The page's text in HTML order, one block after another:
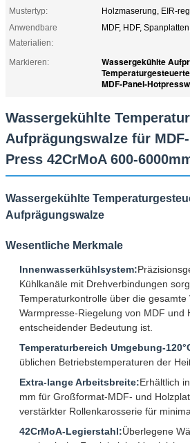
Mustertyp:
Holzmaserung, EIR-
Anwendbare
Materialien:
MDF, HDF,
Markieren: Wassergekühlte
MDF-Panel-
Wassergekühlte
Aufprägungswalze für
Press 42CrMoA 600-
Wassergekühlte
Aufprägungswalze
Wesentliche Merkmale
Innenwasserkühlsystem:
Kühlkanäle mit Drehverbindungen
Temperaturkontrolle über die gesamte
Warmpresse-Riegelung von MDF und
entscheidender Bedeutung ist.
Temperaturbereich Umgebung-
üblichen Betriebstemperaturen der
Extra-lange Arbeitsbreite:Erhältlich
mm für Großformat-MDF- und
verstärkter Rollenkarosserie für
42CrMoA-Legierstahl:Überlegene